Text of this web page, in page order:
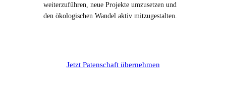
weiterzuführen, neue Projekte umzusetzen und
den ökologischen Wandel aktiv mitzugestalten.
Jetzt Patenschaft übernehmen